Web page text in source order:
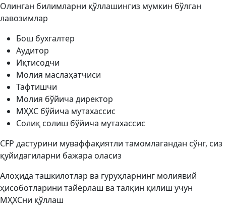
Олинган билимларни қўллашингиз мумкин бўлган
лавозимлар
Бош бухгалтер
Аудитор
Иқтисодчи
Молия маслаҳатчиси
Тафтишчи
Молия бўйича директор
МҲХС бўйича мутахассис
Солиқ солиш бўйича мутахассис
CFP дастурини муваффақиятли тамомлагандан сўнг, сиз
қуйидагиларни бажара оласиз
Алоҳида ташкилотлар ва гуруҳларнинг молиявий
ҳисоботларини тайёрлаш ва талқин қилиш учун
МҲХСни қўллаш